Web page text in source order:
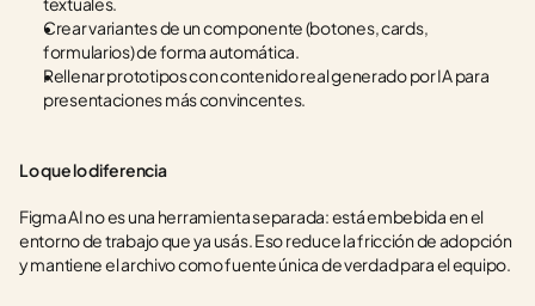
Crear variantes de un componente (botones, cards,
formularios) de forma automática.
Rellenar prototipos con contenido real generado por IA para
presentaciones más convincentes.
Lo que lo diferencia
Figma AI no es una herramienta separada: está embebida en el
entorno de trabajo que ya usás. Eso reduce la fricción de adopción
y mantiene el archivo como fuente única de verdad para el equipo.